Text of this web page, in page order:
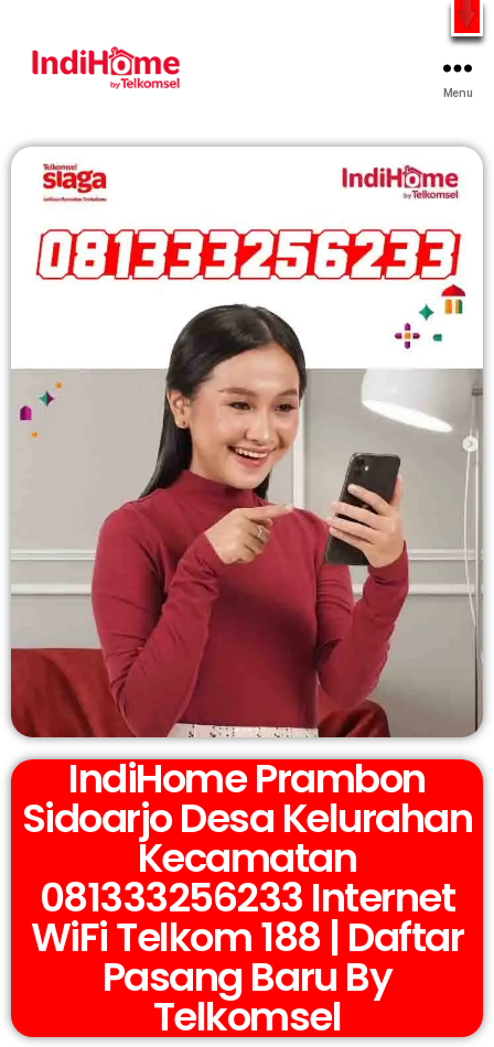
Gratis Pasang Dengan Bayar PDD2 | WiFi 200Rb an By
Menu
IndiHome Prambon
Sidoarjo Desa Kelurahan
Kecamatan
081333256233 Internet
WiFi Telkom 188 | Daftar
Pasang Baru By
Telkomsel